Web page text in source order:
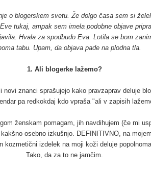
o blogerskem svetu. Že dolgo časa sem si
tukaj, ampak sem imela podobne objave
Hvala za spodbudo Eva. Lotila se bom
tabu. Upam, da objava pade na plodna tla.
1. Ali blogerke lažemo?
novi znanci sprašujejo kako pravzaprav deluje
pa redkokdaj kdo vpraša "ali v zapisih
ženskam pomagam, jih navdihujem (če mi
osebno izkušnjo. DEFINITIVNO, na
kozmetični izdelek na moji koži deluje
Tako, da za to ne jamčim.